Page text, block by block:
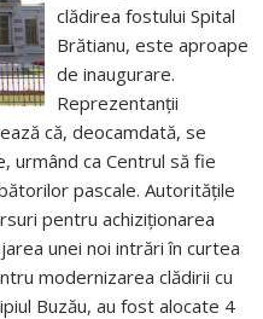
clădirea fostului Spital
Brătianu, este aproape
de inaugurare.
Reprezentanții
că, deocamdată, se
urmând ca Centrul să fie
pascale. Autoritățile
pentru achiziționarea
unei noi intrări în curtea
modernizarea clădirii cu
Buzău, au fost alocate 4